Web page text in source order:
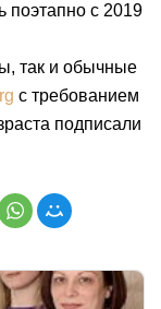
поэтапно с 2019
так и обычные
с требованием
подписали